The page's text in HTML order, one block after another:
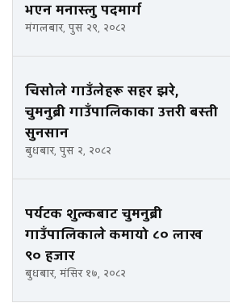
भएन मनास्लु पदमार्ग
मंगलबार, पुस २९, २०८२
चिसोले गाउँलेहरू सहर झरे,
चुमनुब्री गाउँपालिकाका उत्तरी बस्ती
सुनसान
बुधबार, पुस २, २०८२
पर्यटक शुल्कबाट चुमनुब्री
गाउँपालिकाले कमायो ८० लाख
९० हजार
बुधबार, मंसिर १७, २०८२